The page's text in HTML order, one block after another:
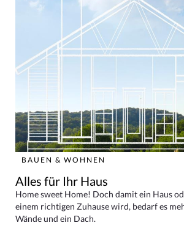
BAUEN & WOHNEN
Alles für Ihr Haus
Home sweet Home! Doch damit ein Haus
einem richtigen Zuhause wird, bedarf es
Wände und ein Dach.